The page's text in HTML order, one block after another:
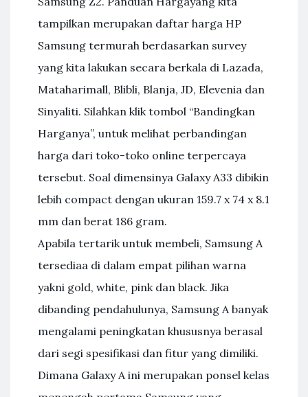
tampilkan merupakan daftar harga HP
Samsung termurah berdasarkan survey
yang kita lakukan secara berkala di Lazada,
Mataharimall, Blibli, Blanja, JD, Elevenia dan
Sinyaliti. Silahkan klik tombol “Bandingkan
Harganya”, untuk melihat perbandingan
harga dari toko-toko online terpercaya
tersebut. Soal dimensinya Galaxy A33 dibikin
lebih compact dengan ukuran 159.7 x 74 x 8.1
mm dan berat 186 gram.
Apabila tertarik untuk membeli, Samsung A
tersediaa di dalam empat pilihan warna
yakni gold, white, pink dan black. Jika
dibanding pendahulunya, Samsung A banyak
mengalami peningkatan khususnya berasal
dari segi spesifikasi dan fitur yang dimiliki.
Dimana Galaxy A ini merupakan ponsel kelas